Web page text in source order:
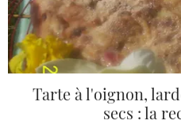
Tarte à l'oignon,
secs : la